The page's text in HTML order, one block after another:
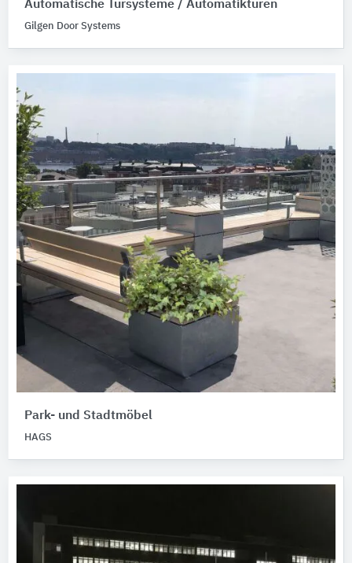
Automatische Türsysteme / Automatiktüren
Gilgen Door Systems
Park- und Stadtmöbel
HAGS